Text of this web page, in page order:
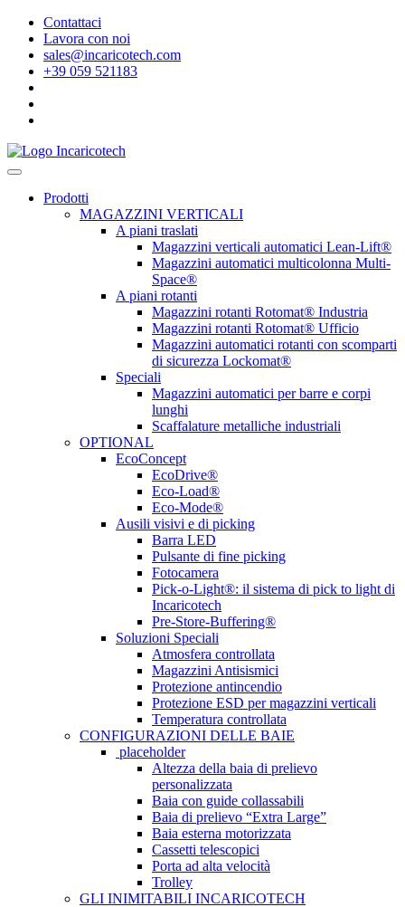
Contattaci
Lavora con noi
sales@incaricotech.com
+39 059 521183
Prodotti
MAGAZZINI VERTICALI
A piani traslati
Magazzini verticali automatici Lean-Lift®
Magazzini automatici multicolonna Multi-
Space®
A piani rotanti
Magazzini rotanti Rotomat® Industria
Magazzini rotanti Rotomat® Ufficio
Magazzini automatici rotanti con scomparti
di sicurezza Lockomat®
Speciali
Magazzini automatici per barre e corpi
lunghi
Scaffalature metalliche industriali
OPTIONAL
EcoConcept
EcoDrive®
Eco-Load®
Eco-Mode®
Ausili visivi e di picking
Barra LED
Pulsante di fine picking
Fotocamera
Pick-o-Light®: il sistema di pick to light di
Incaricotech
Pre-Store-Buffering®
Soluzioni Speciali
Atmosfera controllata
Magazzini Antisismici
Protezione antincendio
Protezione ESD per magazzini verticali
Temperatura controllata
CONFIGURAZIONI DELLE BAIE
placeholder
Altezza della baia di prelievo
personalizzata
Baia con guide collassabili
Baia di prelievo “Extra Large”
Baia esterna motorizzata
Cassetti telescopici
Porta ad alta velocità
Trolley
GLI INIMITABILI INCARICOTECH